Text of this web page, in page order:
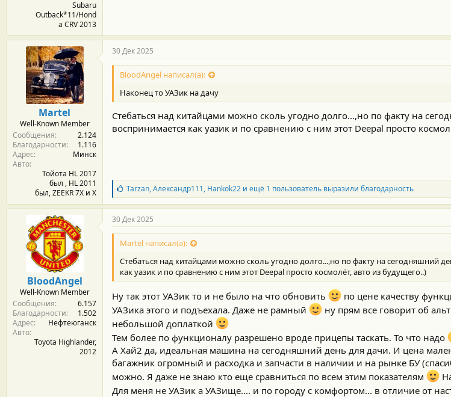
Subaru
Outback*11/Hond
a CRV 2013
Martel
Well-Known Member
Сообщения
2.124
Благодарности
1.116
Адрес
Минск
Авто
Тойота HL 2017
был , HL 2011
был, ZEEKR 7X и Х
30 Дек 2025
BloodAngel написал(а):
Наконец то УАЗик на дачу
Стебаться над китайцами можно сколь угодно долго...,но по факту на
воспринимается как уазик и по сравнению с ним этот Deepal просто
Б
л
а
г
о
д
а
н
о
с
т
:
Tarzan,Александр111, Hankok22и ещё 1 пользователь выразили благодарность
BloodAngel
Well-Known Member
Сообщения
6.157
Благодарности
1.502
Адрес
Нефтеюганск
Авто
Toyota Highlander,
2012
30 Дек 2025
Martel написал(а):
Стебаться над китайцами можно сколь угодно долго...,но по факту на сегодняшний
как уазик и по сравнению с ним этот Deepal просто космолёт, авто из будущего..)
Ну так этот УАЗик то и не было на что обновить по цене качеству
УАЗика этого и подъехала. Даже не рамный
ну прям все говорит об
небольшой доплаткой
Тем более по функционалу разрешено вроде прицепы таскать. То что надо
А Хай2 да, идеальная машина на сегодняшний день для дачи. И цена
багажник огромный и расходка и запчасти в наличии и на рынке БУ
можно. Я даже не знаю кто еще сравниться по всем этим показателям
Для меня не УАЗик а УАЗище.... и по городу с комфортом... в отличие от